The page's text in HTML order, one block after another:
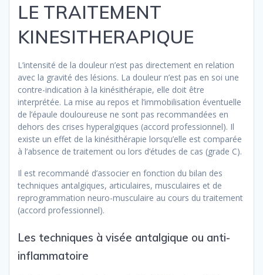
LE TRAITEMENT
KINESITHERAPIQUE
L’intensité de la douleur n’est pas directement en relation
avec la gravité des lésions. La douleur n’est pas en soi une
contre-indication à la kinésithérapie, elle doit être
interprétée. La mise au repos et l’immobilisation éventuelle
de l’épaule douloureuse ne sont pas recommandées en
dehors des crises hyperalgiques (accord professionnel). Il
existe un effet de la kinésithérapie lorsqu’elle est comparée
à l’absence de traitement ou lors d’études de cas (grade C).
Il est recommandé d’associer en fonction du bilan des
techniques antalgiques, articulaires, musculaires et de
reprogrammation neuro-musculaire au cours du traitement
(accord professionnel).
Les techniques à visée antalgique ou anti-
inflammatoire